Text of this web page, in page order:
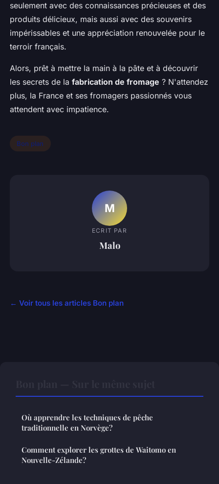
seulement avec des connaissances précieuses et des
produits délicieux, mais aussi avec des souvenirs
impérissables et une appréciation renouvelée pour le
terroir français.
Alors, prêt à mettre la main à la pâte et à découvrir
les secrets de la fabrication de fromage ? N'attendez
plus, la France et ses fromagers passionnés vous
attendent avec impatience.
Bon plan
M
ECRIT PAR
Malo
← Voir tous les articles Bon plan
Où apprendre les techniques de pêche
traditionnelle en Norvège?
Comment explorer les grottes de Waitomo en
Nouvelle-Zélande?